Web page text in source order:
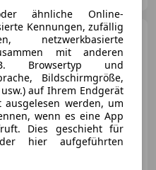
Mercedes-Benz A 180A
180 d Aut. *Neu
Vorgeführt*KAMERA*LED*
€ 15 990
ähnliche Online-
Kennungen, zufällig
netzwerkbasierte
mit anderen
Browsertyp und
Bildschirmgröße,
auf Ihrem Endgerät
werden, um
wenn es eine App
Dies geschieht für
hier aufgeführten